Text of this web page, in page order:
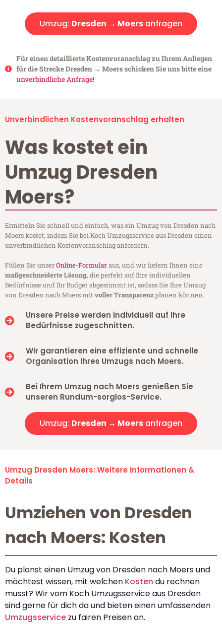
Umzug: Dresden → Moers anfragen
Für einen detaillierte Kostenvoranschlag zu Ihrem Anliegen
für die Strecke Dresden → Moers schicken Sie uns bitte eine
unverbindliche Anfrage!
Unverbindlichen Kostenvoranschlag erhalten
Was kostet ein
Umzug Dresden
Moers?
Ermitteln Sie schnell und einfach, was ein Umzug von Dresden nach
Moers kostet, indem Sie bei Koch Umzugsservice aus Dresden einen
unverbindlichen Kostenvoranschlag anfordern.
Füllen Sie unserOnline-Formularaus, und wir liefern Ihnen eine
maßgeschneiderte Lösung, die perfekt auf Ihre individuellen
Bedürfnisse und Ihr Budget abgestimmt ist, sodass Sie Ihre Umzug
von Dresden nach Moers mitvoller Transparenzplanen können.
Unsere Preise werden individuell auf Ihre
Bedürfnisse zugeschnitten.
Wir garantieren eine effiziente und schnelle
Organisation Ihres Umzugs nach Moers.
Bei Ihrem Umzug nach Moers genießen Sie
unseren Rundum-sorglos-Service.
Umzug: Dresden → Moers anfragen
Umzug Dresden Moers: Weitere Informationen &
Details
Umziehen von Dresden
nach Moers: Kosten
Du planst einen Umzug von Dresden nach Moers und
möchtest wissen, mit welchen Kosten du rechnen
musst? Wir vom Koch Umzugsservice aus Dresden
sind gerne für dich da und bieten einen umfassenden
Umzugsservice zu fairen Preisen an.